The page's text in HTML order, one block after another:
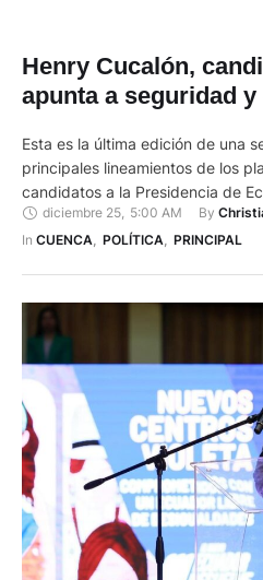
Henry Cucalón,
apunta a seguridad
Esta es la última edición de una
principales lineamientos de los
candidatos a la Presidencia de
Generales 2025. Este seriado
candidato presidencial por el
diciembre 25 5:00 AM By
In CUENCA, POLÍTICA, PRINCIPAL